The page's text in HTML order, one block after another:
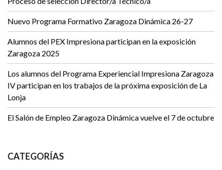
Nuevo Programa Formativo Zaragoza Dinámica 26-27
Alumnos del PEX Impresiona participan en la exposición
Zaragoza 2025
Los alumnos del Programa Experiencial Impresiona Zaragoza
IV participan en los trabajos de la próxima exposición de La
Lonja
El Salón de Empleo Zaragoza Dinámica vuelve el 7 de octubre
CATEGORÍAS